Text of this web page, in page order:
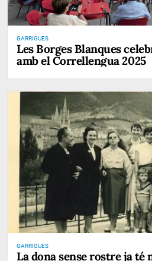
GARRIGUES
Les Borges Blanques
amb el Correllengua 2025
GARRIGUES
La dona sense rostre ja té